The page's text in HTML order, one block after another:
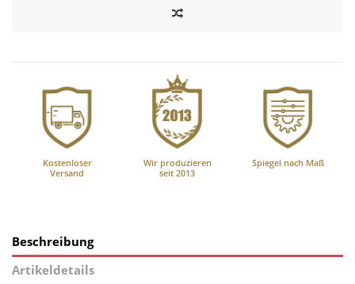
Kostenloser
Versand
Wir produzieren
seit 2013
Spiegel nach Maß
Beschreibung
Artikeldetails